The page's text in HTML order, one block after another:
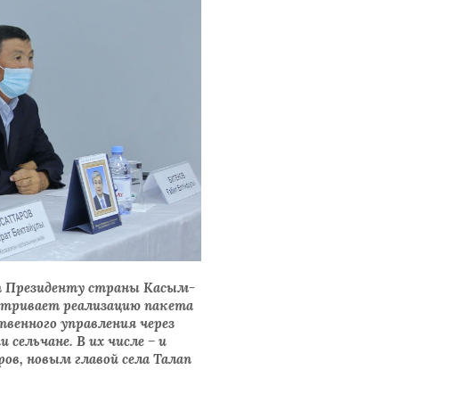
Президенту страны Касым-
реализацию пакета
управления через
В их числе – и
новым главой села Талап